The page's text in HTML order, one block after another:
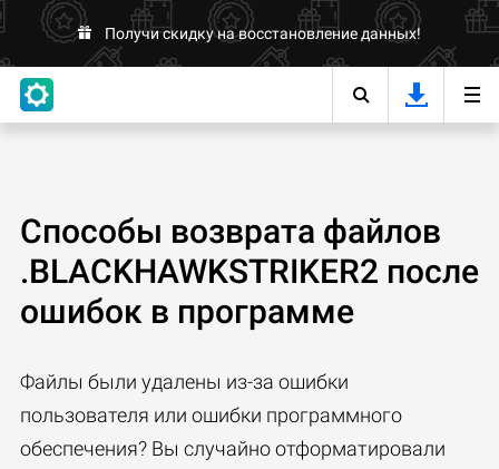
Получи скидку на восстановление данных!
Способы возврата файлов
.BLACKHAWKSTRIKER2 после
ошибок в программе
Файлы были удалены из-за ошибки
пользователя или ошибки программного
обеспечения? Вы случайно отформатировали